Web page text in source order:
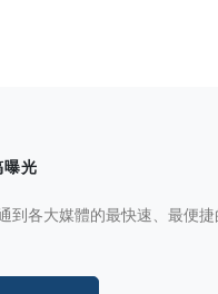
光
到各大媒體的最快速、最便捷